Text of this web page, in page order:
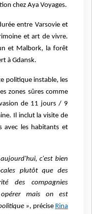
chez Aya Voyages.
entre Varsovie et
et art de vivre.
et Malbork, la forêt
à Gdansk.
politique instable, les
zones sûres comme
de 11 jours / 9
Il inclut la visite de
avec les habitants et
c'est bien
plutôt que des
des compagnies
mais on est
», précise Rina